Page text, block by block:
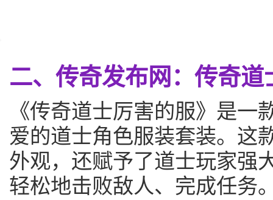
二、传奇发布网：传奇道
《传奇道士厉害的服》是
爱的道士角色服装套装。这
外观，还赋予了道士玩家强
轻松地击败敌人、完成任务